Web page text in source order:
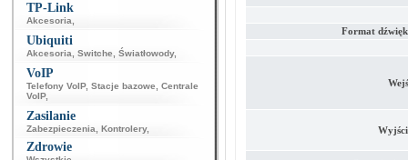
TP-Link
Akcesoria
Ubiquiti
Akcesoria Switche Światłowody,
VoIP
Telefony VoIP, Stacje bazowe
Centrale
VoIP,
Zasilanie
Zabezpieczenia Kontrolery,
Zdrowie
Format